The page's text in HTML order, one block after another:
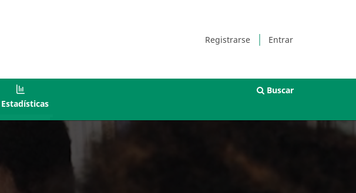
Registrarse Entrar
Estadísticas
Buscar